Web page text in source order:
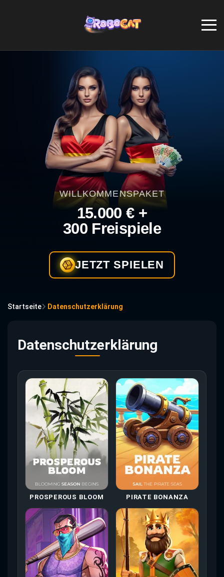
WILLKOMMENSPAKET
15.000 € +
300 Freispiele
JETZT SPIELEN
Startseite Datenschutzerklärung
Datenschutzerklärung
PROSPEROUS BLOOM PIRATE BONANZA